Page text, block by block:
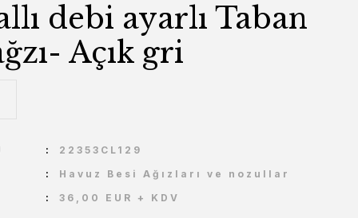
debi ayarlı Taban
Açık gri
22353CL129
Havuz Besi Ağızları ve nozullar
36,00 EUR + KDV